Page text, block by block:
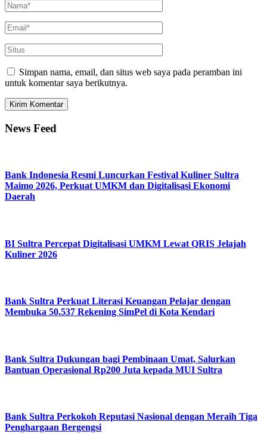
Simpan nama, email, dan situs web saya pada peramban ini
untuk komentar saya berikutnya.
News Feed
Bank Indonesia Resmi Luncurkan Festival Kuliner Sultra
Maimo 2026, Perkuat UMKM dan Digitalisasi Ekonomi
Daerah
BI Sultra Percepat Digitalisasi UMKM Lewat QRIS Jelajah
Kuliner 2026
Bank Sultra Perkuat Literasi Keuangan Pelajar dengan
Membuka 50.537 Rekening SimPel di Kota Kendari
Bank Sultra Dukungan bagi Pembinaan Umat, Salurkan
Bantuan Operasional Rp200 Juta kepada MUI Sultra
Bank Sultra Perkokoh Reputasi Nasional dengan Meraih Tiga
Penghargaan Bergengsi